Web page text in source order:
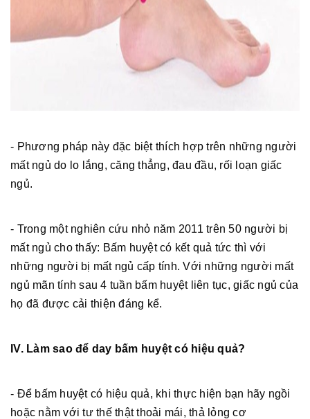
- Phương pháp này đặc biệt thích hợp trên những người
mất ngủ do lo lắng, căng thẳng, đau đầu, rối loạn giấc
ngủ.
- Trong một nghiên cứu nhỏ năm 2011 trên 50 người bị
mất ngủ cho thấy: Bấm huyệt có kết quả tức thì với
những người bị mất ngủ cấp tính. Với những người mất
ngủ mãn tính sau 4 tuần bấm huyệt liên tục, giấc ngủ của
họ đã được cải thiện đáng kể.
IV. Làm sao để day bấm huyệt có hiệu quả?
- Để bấm huyệt có hiệu quả, khi thực hiện bạn hãy ngồi
hoặc nằm với tư thế thật thoải mái, thả lỏng cơ